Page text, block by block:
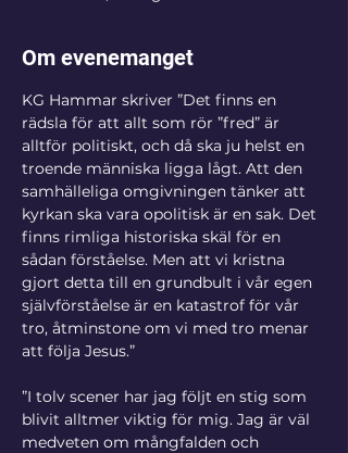
Om evenemanget
KG Hammar skriver ”Det finns en
rädsla för att allt som rör ”fred” är
alltför politiskt, och då ska ju helst en
troende människa ligga lågt. Att den
samhälleliga omgivningen tänker att
kyrkan ska vara opolitisk är en sak. Det
finns rimliga historiska skäl för en
sådan förståelse. Men att vi kristna
gjort detta till en grundbult i vår egen
självförståelse är en katastrof för vår
tro, åtminstone om vi med tro menar
att följa Jesus.”
”I tolv scener har jag följt en stig som
blivit alltmer viktig för mig. Jag är väl
medveten om mångfalden och